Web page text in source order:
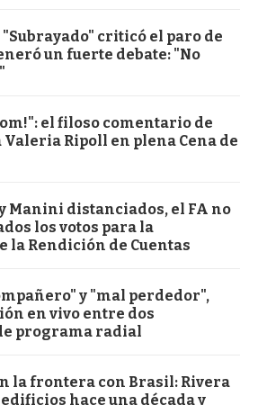
criticó el paro de
un fuerte debate: "No
el filoso comentario de
Valeria Ripoll en plena Cena de
Manini distanciados, el FA no
los votos para la
la Rendición de Cuentas
y "mal perdedor",
en vivo entre dos
programa radial
la frontera con Brasil: Rivera
hace una década y